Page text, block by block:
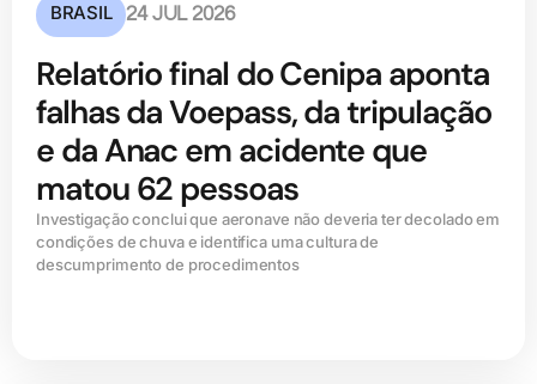
BRASIL 24 JUL 2026
Relatório final do Cenipa aponta
falhas da Voepass, da tripulação
e da Anac em acidente que
matou 62 pessoas
Investigação conclui que aeronave não deveria ter decolado em
condições de chuva e identifica uma cultura de
descumprimento de procedimentos